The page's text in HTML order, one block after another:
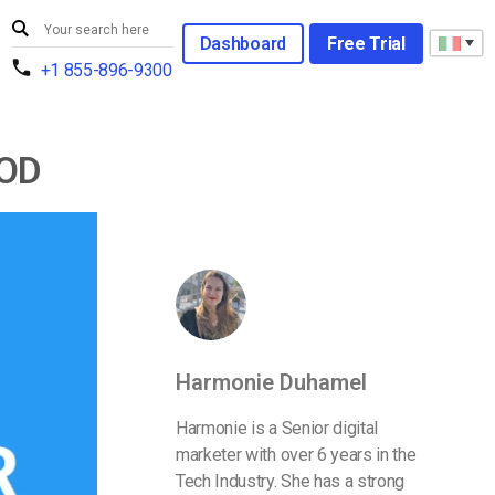
+1 855-896-9300
Dashboard Free Trial
Harmonie Duhamel
Harmonie is a Senior digital
marketer with over 6 years in the
Tech Industry. She has a strong